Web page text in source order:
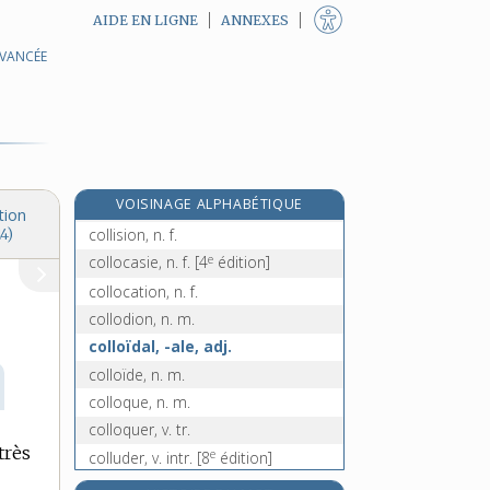
AIDE EN LIGNE ANNEXES
VOISINAGE ALPHABÉTIQUE
colliquation, n. f.[7eédition]
collision, n. f.
collocasie, n. f. [4e édition]
collocation, n. f.
collodion, n. m.
colloïdal, -ale, adj.
colloïde, n. m.
colloque, n. m.
colloquer, v. tr.
colluder, v. intr. [8e édition]